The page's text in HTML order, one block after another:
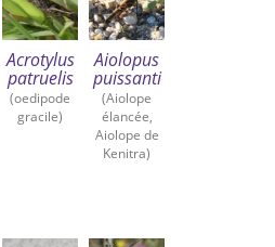
Acrotylus
patruelis
(oedipode
gracile)
Aiolopus
puissanti
(Aiolope
élancée,
Aiolope de
Kenitra)